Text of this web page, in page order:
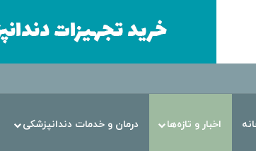
اخبار و تازه‌ها درمان‌ و خدمات دندانپزشکی